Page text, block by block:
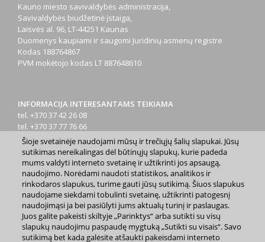
Kauno miesto savivaldybės administracija,
Savivaldybės biudžetinė įstaiga,
Laisvės al. 96, LT-44251 Kaunas
Duomenys kaupiami ir saugomi Juridinių asmenų registre
Kodas 188764867
PVM mokėtojo kodas LT 887648610
INFORMACIJA INTERESANTAMS TEIKIAMA
tel. +370 37 42 26 08
tel. +370 37 77 76 66
tel. +370 660 07000
el. p.info@kaunas.lt
2023 m. Kauno miesto savivaldybė. Kopijuoti ir platinti
www.kaunas.lt skelbiamą informaciją be autorių sutikimo draudžiama.
Šioje svetainėje naudojami mūsų ir trečiųjų šalių slapukai. Jūsų
sutikimas nereikalingas dėl būtinųjų slapukų, kurie padeda
mums valdyti interneto svetainę ir užtikrinti jos apsaugą,
naudojimo. Norėdami naudoti statistikos, analitikos ir
rinkodaros slapukus, turime gauti jūsų sutikimą. Šiuos slapukus
naudojame siekdami tobulinti svetainę, užtikrinti patogesnį
naudojimąsi ja bei pasiūlyti jums aktualų turinį ir paslaugas.
Juos galite pakeisti skiltyje „Parinktys“ arba sutikti su visų
slapukų naudojimu paspaudę mygtuką „Sutikti su visais“. Savo
sutikimą bet kada galėsite atšaukti pakeisdami interneto